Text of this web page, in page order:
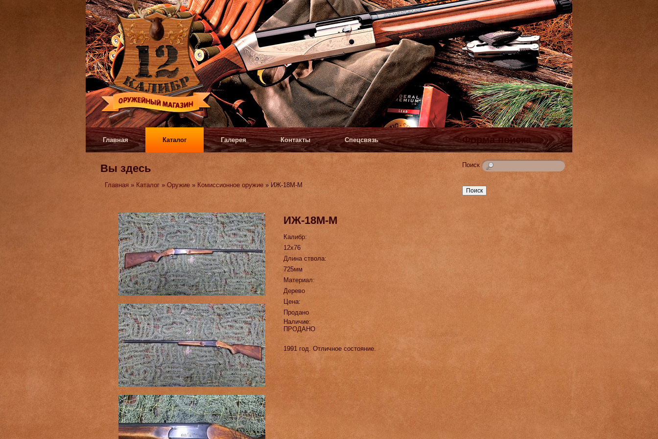
Форма поиска
Поиск
Главная Каталог Галерея Контакты Спецсвязь
Вы здесь
Главная » Каталог »Оружие » Комиссионное оружие » ИЖ-18М-М
ИЖ-18М-М
Калибр:
12х76
Длина ствола:
725мм
Материал:
Дерево
Цена:
Продано
Наличие:
ПРОДАНО
1991 год. Отличное состояние.